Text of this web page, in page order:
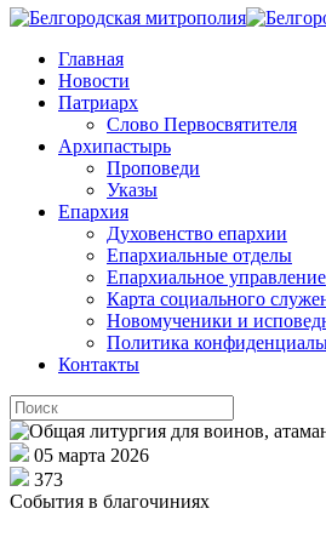
Главная
Новости
Патриарх
Слово Первосвятителя
Архипастырь
Проповеди
Указы
Епархия
Духовенство епархии
Епархиальные отделы
Епархиальное управление
Карта социального
Новомученики и
Политика
Контакты
05 марта 2026
373
События в благочиниях